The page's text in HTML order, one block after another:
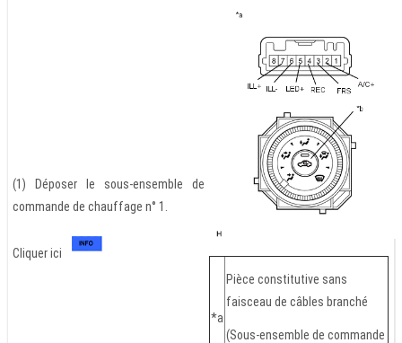
(1) Déposer le sous-ensemble de
commande de chauffage n° 1.
Cliquer ici
*a
Pièce constitutive sans
faisceau de câbles branché
(Sous-ensemble de commande